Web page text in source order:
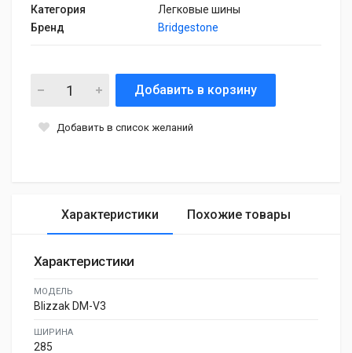
Категория
Легковые шины
Бренд
Bridgestone
Добавить в корзину
Добавить в список желаний
Характеристики Похожие товары
Характеристики
МОДЕЛЬ
Blizzak DM-V3
ШИРИНА
285